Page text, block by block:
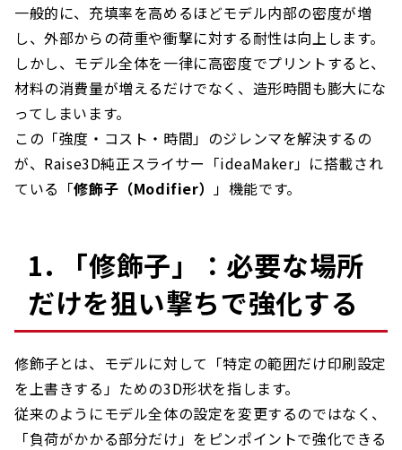
一般的に、充填率を高めるほどモデル内部の密度が増
し、外部からの荷重や衝撃に対する耐性は向上します。
しかし、モデル全体を一律に高密度でプリントすると、
材料の消費量が増えるだけでなく、造形時間も膨大にな
ってしまいます。
この「強度・コスト・時間」のジレンマを解決するの
が、Raise3D純正スライサー「ideaMaker」に搭載され
ている「修飾子（Modifier） 」機能です。
1. 「修飾子」：必要な場所
だけを狙い撃ちで強化する
修飾子とは、モデルに対して「特定の範囲だけ印刷設定
を上書きする」ための3D形状を指します。
従来のようにモデル全体の設定を変更するのではなく、
「負荷がかかる部分だけ」をピンポイントで強化できる